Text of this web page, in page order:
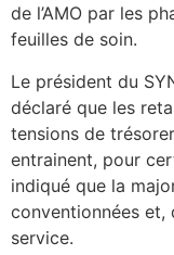
de l’AMO par les
feuilles de soin.
Le président du
déclaré que les
tensions de
entrainent, pour
indiqué que la
conventionnées et,
service.